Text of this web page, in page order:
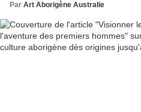
Par Art Aborigène Australie